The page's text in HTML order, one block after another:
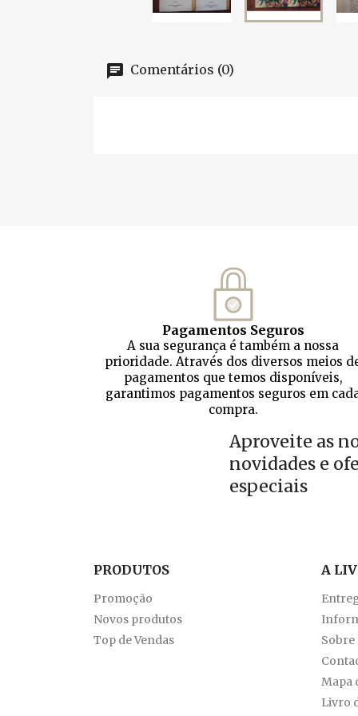
Comentários (0)
Pagamentos Seguros
A sua segurança é também a nossa
prioridade. Através dos diversos meios
pagamentos que temos disponíveis,
garantimos pagamentos seguros em
compra.
Aproveite as
novidades e
especiais
PRODUTOS
Promoção
Novos produtos
Top de Vendas
A
Sobre
Mapa
Livro